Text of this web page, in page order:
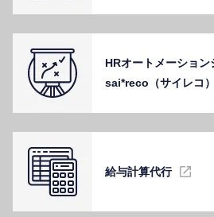
HRオートメーション
sai*reco（サイレコ）
給与計算代⾏